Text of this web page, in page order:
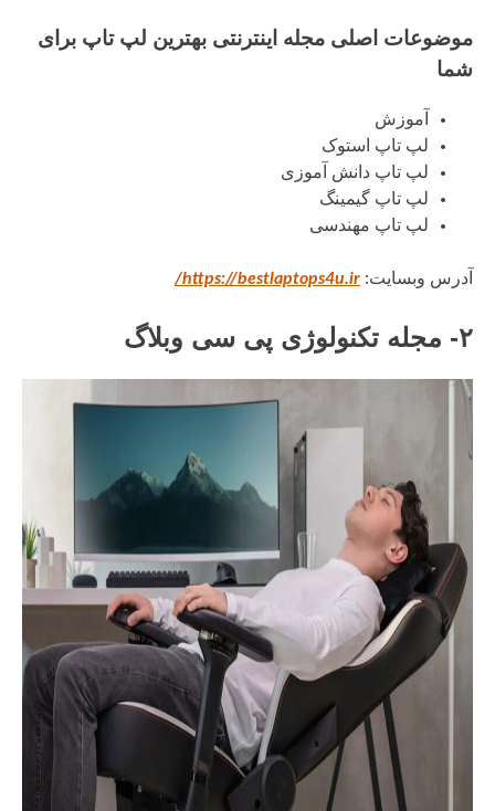
موضوعات اصلی مجله اینترنتی بهترین لپ تاپ برای
شما
آموزش
لپ تاپ استوک
لپ تاپ دانش آموزی
لپ تاپ گیمینگ
لپ تاپ مهندسی
آدرس وبسایت: https://bestlaptops4u.ir/
۲- مجله تکنولوژی پی سی وبلاگ